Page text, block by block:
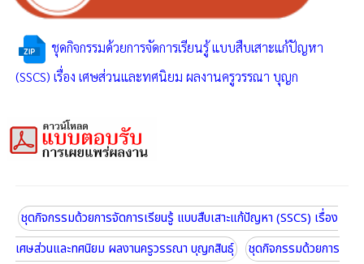
ชุดกิจกรรมด้วยการจัดการเรียนรู้ แบบสืบเสาะแก้ปัญหา
(SSCS) เรื่อง เศษส่วนและทศนิยม ผลงานครูวรรณา บุญก
ชุดกิจกรรมด้วยการจัดการเรียนรู้ แบบสืบเสาะแก้ปัญหา (SSCS) เรื่อง
เศษส่วนและทศนิยม ผลงานครูวรรณา บุญกสินธุ์
ชุดกิจกรรมด้วยการ